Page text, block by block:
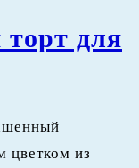
для
цветком из